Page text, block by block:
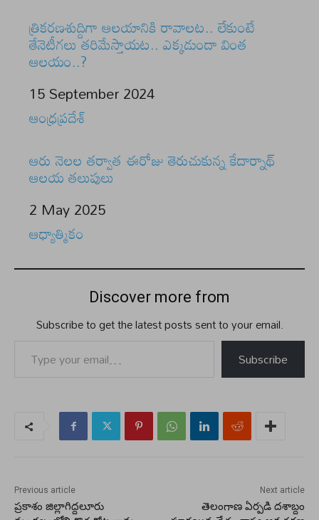
త్రికరణశుద్దిగా ఆలయానికి రావాలట.. లేకుంటే
తేనెటీగలు తరిమేస్తాయట.. ఎక్కడుందా వింత
ఆలయం..?
Date
15 September 2024
In relation to
ఆంధ్రప్రదేశ్
ఆరు నెలల తర్వాత ఈరోజు తెరుచుకున్న కేదార్నాథ్
ఆలయ తలుపులు
Date
2 May 2025
In relation to
ఆధ్యాత్మికం
Discover more from
Subscribe to get the latest posts sent to your email.
Subscribe
Previous article
ప్రకాశం జిల్లాగిద్దలూరు
Next article
తెలంగాణ ఏర్పడి దశాబ్దం